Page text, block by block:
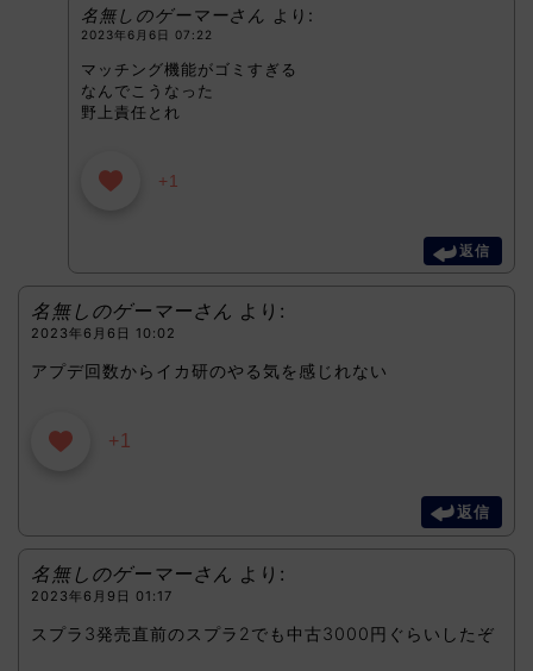
名無しのゲーマーさん より:
2023年6月6日 07:22
マッチング機能がゴミすぎる
なんでこうなった
野上責任とれ
+1
返信
名無しのゲーマーさん より:
2023年6月6日 10:02
アプデ回数からイカ研のやる気を感じれない
+1
返信
名無しのゲーマーさん より:
2023年6月9日 01:17
スプラ3発売直前のスプラ2でも中古3000円ぐらいしたぞ